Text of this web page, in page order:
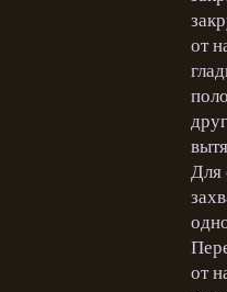
от
Для
от